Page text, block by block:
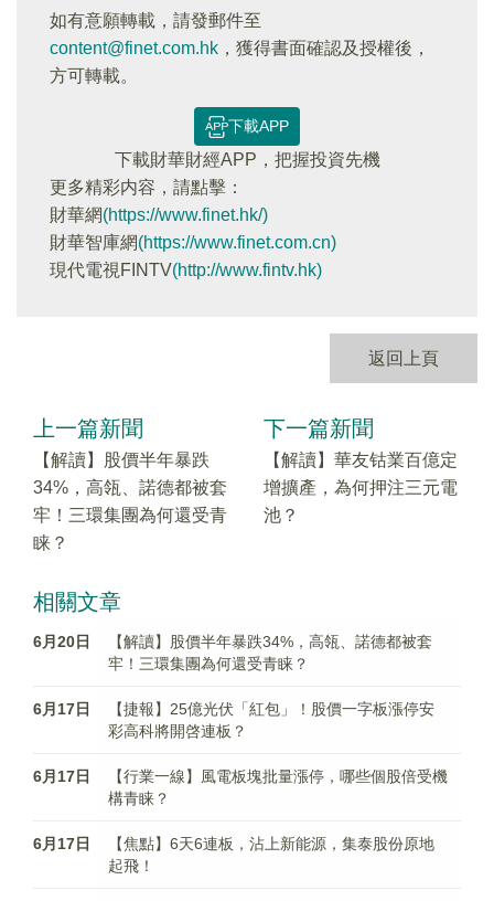
如有意願轉載，請發郵件至
content@finet.com.hk ，獲得書面確認及授權後，
方可轉載。
下載APP
下載財華財經APP，把握投資先機
更多精彩内容，請點擊：
財華網(https://www.finet.hk/)
財華智庫網(https://www.finet.com.cn)
現代電視FINTV(http://www.fintv.hk)
返回上頁
上一篇新聞
【解讀】股價半年暴跌
34%，高瓴、諾德都被套
牢！三環集團為何還受青
睐？
下一篇新聞
【解讀】華友钴業百億定
增擴產，為何押注三元電
池？
相關文章
6月20日
【解讀】股價半年暴跌34%，高瓴、諾德都被套
牢！三環集團為何還受青睐？
6月17日
【捷報】25億光伏「紅包」！股價一字板漲停安
彩高科將開啓連板？
6月17日
【行業一線】風電板塊批量漲停，哪些個股倍受機
構青睐？
6月17日
【焦點】6天6連板，沾上新能源，集泰股份原地
起飛！